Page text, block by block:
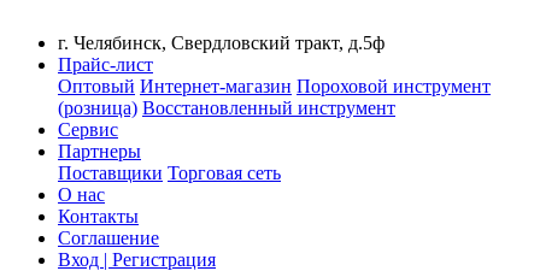
г. Челябинск, Свердловский тракт, д.5ф
Прайс-лист
Оптовый Интернет-магазин Пороховой инструмент
(розница) Восстановленный инструмент
Сервис
Партнеры
Поставщики Торговая сеть
О нас
Контакты
Соглашение
Вход | Регистрация